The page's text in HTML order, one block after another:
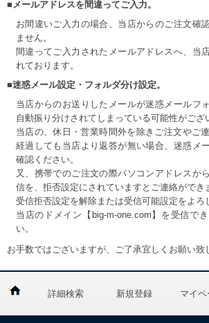
■メールアドレスを間違ってご入力。
お間違いご入力の場合、当店からのご注文確
ません。
間違ってご入力されたメールアドレスへ、当
れております。
■迷惑メール設定・フォルダ分け設定。
当店からのお送りしたメールが迷惑メールフ
自動振り分けされてしまっている可能性がござ
当店の、休日・営業時間外を除きご注文やご
経過しても当店より返答が無い場合、迷惑メ
確認ください。
又、携帯でのご注文の際パソコンアドレスか
信を、拒否設定にされていますとご連絡ができ
受信拒否設定を解除または受信可能設定をよろ
当店のドメイン【big-m-one.com】を受信で
い。
お手数ではございますが、ご了承宜しくお願い致
詳細検索 新規登録 マイペ